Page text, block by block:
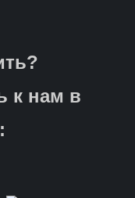
к нам в